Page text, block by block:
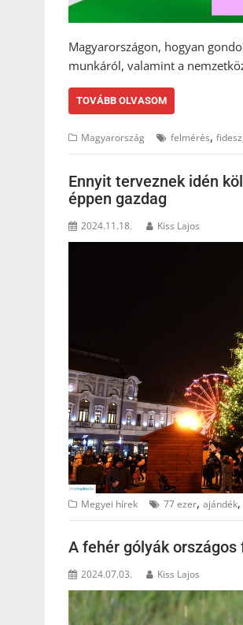
Magyarországon, hogyan
munkáról, valamint a
TOVÁBB OLVASOM
Magyarország felmérés, fidesz
Ennyit terveznek idén
éppen gazdag
2024.11.18. Kiss Lajos
Megyei hírek 77 ezer, ajándék,
A fehér gólyák
2024.07.03. Kiss Lajos